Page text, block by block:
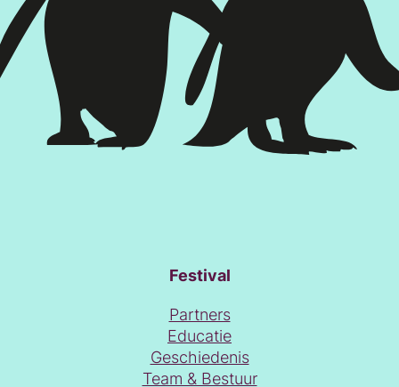
Festival
Partners
Educatie
Geschiedenis
Team & Bestuur